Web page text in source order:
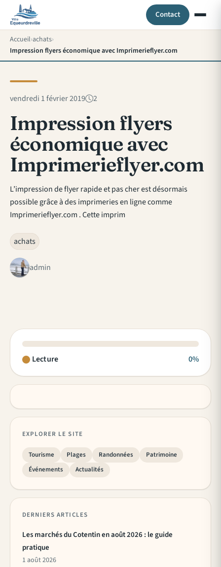
Contact
Accueil achats
Impression flyers économique avec Imprimerieflyer.com
vendredi 1 février 2019 2
Impression flyers
économique avec
Imprimerieflyer.com
L’impression de flyer rapide et pas cher est désormais
possible grâce à des imprimeries en ligne comme
Imprimerieflyer.com . Cette imprim
achats
admin
Lecture 0%
EXPLORER LE SITE
Tourisme Plages Randonnées
Patrimoine
Événements
Actualités
DERNIERS ARTICLES
Les marchés du Cotentin en août 2026 : le guide
pratique
1 août 2026